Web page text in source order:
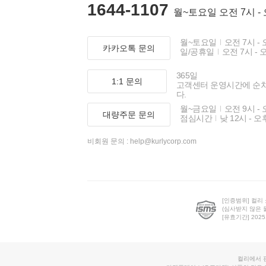
1644-1107 월~토요일 오전 7시 -
카카오톡 문의
월~토요일
오전 7시 -
일/공휴일
오전 7시 -
1:1 문의
365일
고객센터 운영시간에 순
다.
대량주문 문의
월~금요일
오전 9시 -
점심시간
낮 12시 - 오
비회원 문의 : help@kurlycorp.com
[인증범위] 컬리
(심사받지 않은
[유효기간]
컬리에서